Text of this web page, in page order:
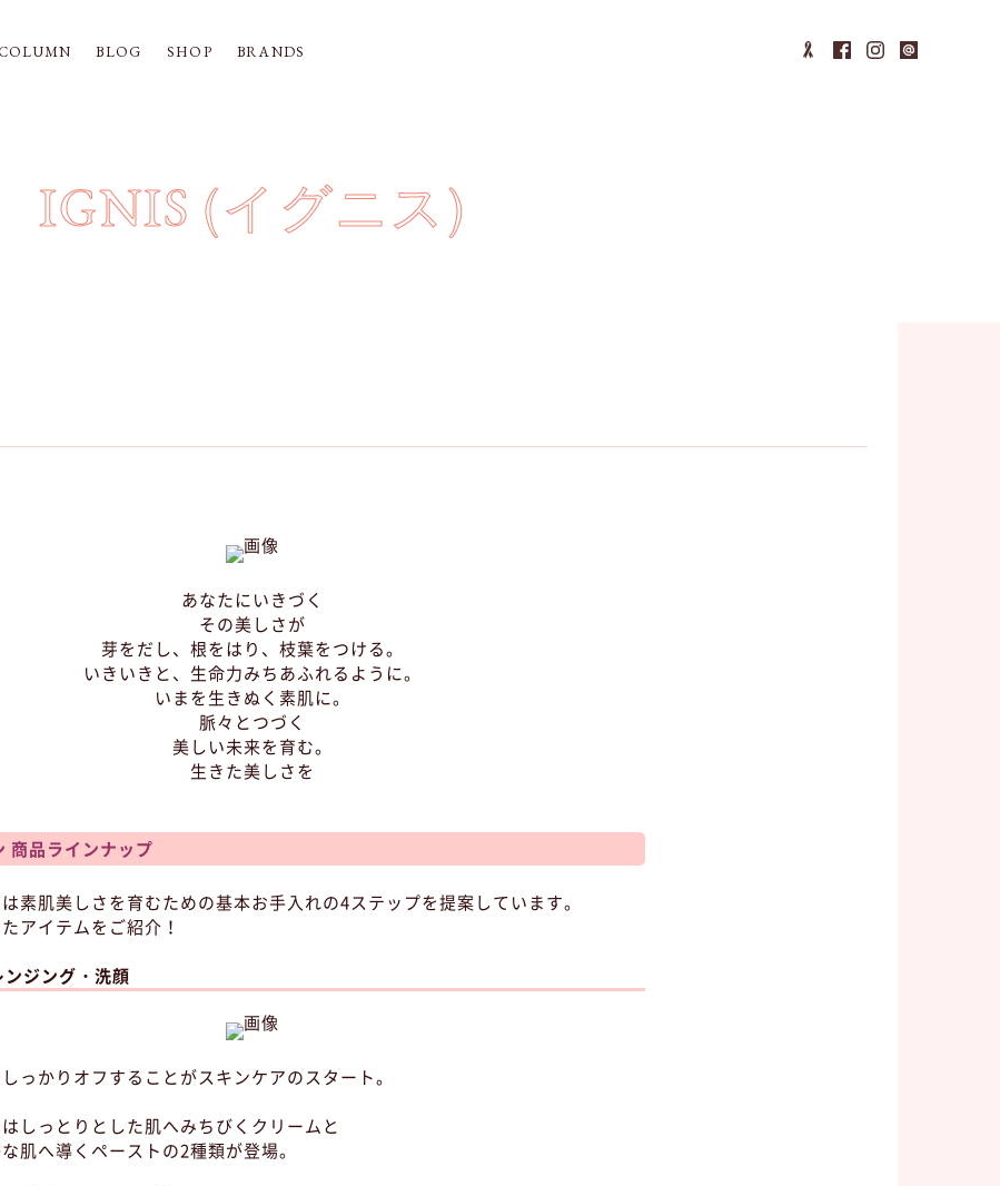
BLOG SHOP BRANDS
IGNIS (イグニス)
あなたにいきづく
その美しさが
芽をだし、根をはり、枝葉をつける。
いきいきと、生命力みちあふれるように。
いまを生きぬく素肌に。
脈々とつづく
美しい未来を育む。
生きた美しさを
商品ラインナップ
素肌美しさを育むための基本お手入れの4ステップを提案しています。
アイテムをご紹介！
ジング・洗顔
っかりオフすることがスキンケアのスタート。
しっとりとした肌へみちびくクリームと
肌へ導くペーストの2種類が登場。